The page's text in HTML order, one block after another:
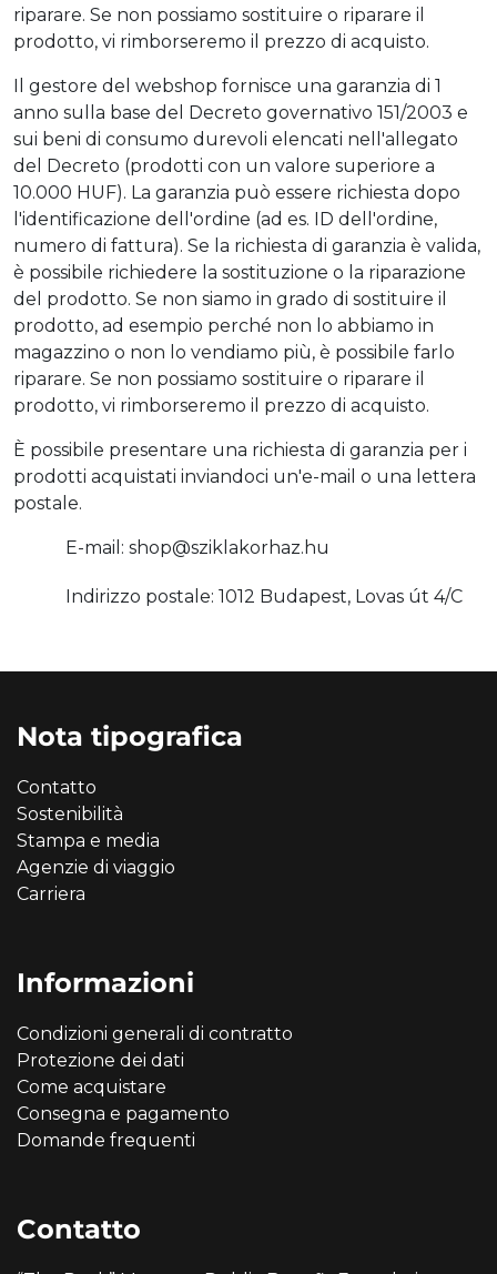
riparare. Se non possiamo sostituire o riparare il
prodotto, vi rimborseremo il prezzo di acquisto.
Il gestore del webshop fornisce una garanzia di 1
anno sulla base del Decreto governativo 151/2003 e
sui beni di consumo durevoli elencati nell'allegato
del Decreto (prodotti con un valore superiore a
10.000 HUF). La garanzia può essere richiesta dopo
l'identificazione dell'ordine (ad es. ID dell'ordine,
numero di fattura). Se la richiesta di garanzia è valida,
è possibile richiedere la sostituzione o la riparazione
del prodotto. Se non siamo in grado di sostituire il
prodotto, ad esempio perché non lo abbiamo in
magazzino o non lo vendiamo più, è possibile farlo
riparare. Se non possiamo sostituire o riparare il
prodotto, vi rimborseremo il prezzo di acquisto.
È possibile presentare una richiesta di garanzia per i
prodotti acquistati inviandoci un'e-mail o una lettera
postale.
E-mail: shop@sziklakorhaz.hu
Indirizzo postale: 1012 Budapest, Lovas út 4/C
Nota tipografica
Contatto
Sostenibilità
Stampa e media
Agenzie di viaggio
Carriera
Informazioni
Condizioni generali di contratto
Protezione dei dati
Come acquistare
Consegna e pagamento
Domande frequenti
Contatto